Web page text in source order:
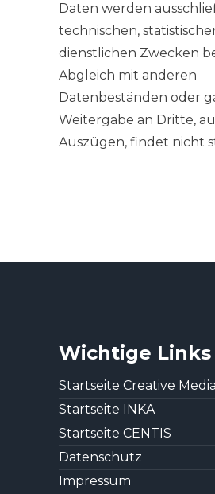
Daten werden
technischen,
dienstlichen Zwecken
Abgleich mit anderen
Datenbeständen oder
Weitergabe an Dritte,
Auszügen, findet nicht
Wichtige Links
Startseite Creative Media
Startseite INKA
Startseite CENTIS
Datenschutz
Impressum